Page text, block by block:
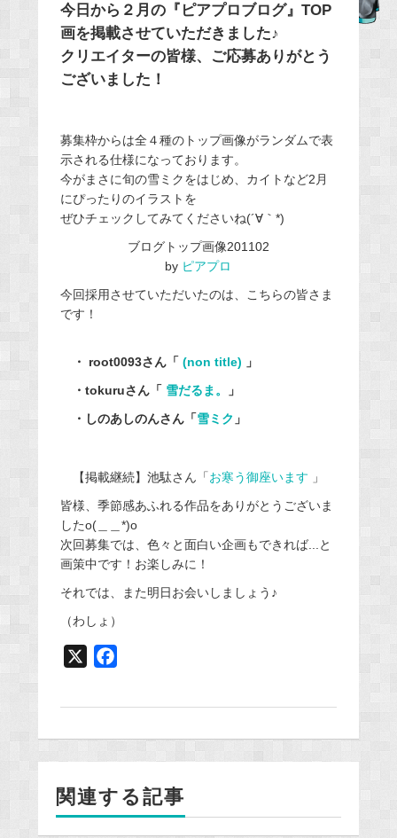
o
o
k
今日から２月の『ピアプロブログ』TOP
画を掲載させていただきました♪
クリエイターの皆様、ご応募ありがとう
ございました！
募集枠からは全４種のトップ画像がランダムで表
示される仕様になっております。
今がまさに旬の雪ミクをはじめ、カイトなど2月
にぴったりのイラストを
ぜひチェックしてみてくださいね(´∀｀*)
ブログトップ画像201102
by ピアプロ
今回採用させていただいたのは、こちらの皆さま
です！
・ root0093さん「 (non title)
」
・tokuruさん「 雪だるま。
」
・しのあしのんさん「雪ミク 」
【掲載継続】池駄さん「お寒う御座います
」
皆様、季節感あふれる作品をありがとうございま
したo(＿＿*)o
次回募集では、色々と面白い企画もできれば...と
画策中です！お楽しみに！
それでは、また明日お会いしましょう♪
（わしょ）
o
k
関連する記事